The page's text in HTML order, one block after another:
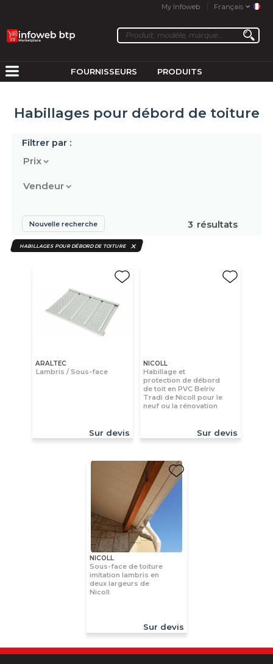
My Infoweb Français
FOURNISSEURS PRODUITS
Habillages pour débord de toiture
Filtrer par :
Prix
Vendeur
3 résultats
Nouvelle recherche
HABILLAGES POUR DÉBORD DE TOITURE
ARALTEC
Lambris / Sous-face
Sur devis
NICOLL
Habillage et
protection de débord
de toit en PVC Belriv
Tradi de Nicoll pour le
neuf ou la rénovation
Sur devis
NICOLL
Sous-face de toiture
imitation lambris en
deux largeurs de
Nicoll
Sur devis